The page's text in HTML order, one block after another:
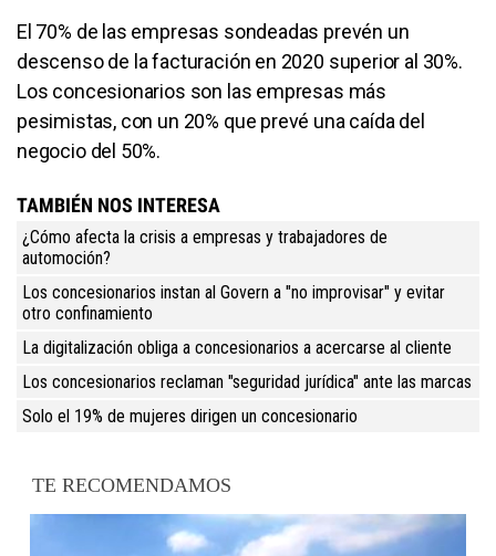
El 70% de las empresas sondeadas prevén un
descenso de la facturación en 2020 superior al 30%.
Los concesionarios son las empresas más
pesimistas, con un 20% que prevé una caída del
negocio del 50%.
TAMBIÉN NOS INTERESA
¿Cómo afecta la crisis a empresas y trabajadores de
automoción?
Los concesionarios instan al Govern a "no improvisar" y evitar
otro confinamiento
La digitalización obliga a concesionarios a acercarse al cliente
Los concesionarios reclaman "seguridad jurídica" ante las marcas
Solo el 19% de mujeres dirigen un concesionario
TE RECOMENDAMOS